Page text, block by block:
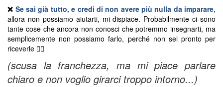
❌ Se sai già tutto, e credi di non avere più nulla da imparare,
allora non possiamo aiutarti, mi dispiace. Probabilmente ci sono
tante cose che ancora non conosci che potremmo insegnarti, ma
semplicemente non possiamo farlo, perché non sei pronto per
riceverle 🤷‍♂️
(scusa la franchezza, ma mi piace parlare
chiaro e non voglio girarci troppo intorno...)